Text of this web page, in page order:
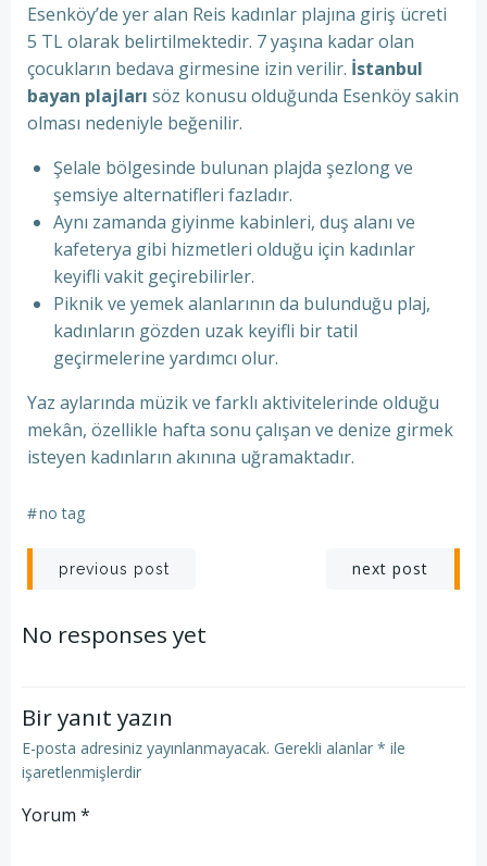
Esenköy’de yer alan Reis kadınlar plajına giriş ücreti
5 TL olarak belirtilmektedir. 7 yaşına kadar olan
çocukların bedava girmesine izin verilir. İstanbul
bayan plajları söz konusu olduğunda Esenköy sakin
olması nedeniyle beğenilir.
Şelale bölgesinde bulunan plajda şezlong ve
şemsiye alternatifleri fazladır.
Aynı zamanda giyinme kabinleri, duş alanı ve
kafeterya gibi hizmetleri olduğu için kadınlar
keyifli vakit geçirebilirler.
Piknik ve yemek alanlarının da bulunduğu plaj,
kadınların gözden uzak keyifli bir tatil
geçirmelerine yardımcı olur.
Yaz aylarında müzik ve farklı aktivitelerinde olduğu
mekân, özellikle hafta sonu çalışan ve denize girmek
isteyen kadınların akınına uğramaktadır.
#no tag
Post
navigation
previous post next post
No responses yet
Bir yanıt yazın
E-posta adresiniz yayınlanmayacak. Gerekli alanlar * ile
işaretlenmişlerdir
Yorum *